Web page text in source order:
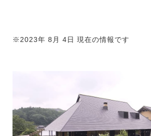
※2023年 8月 4日 現在の情報です